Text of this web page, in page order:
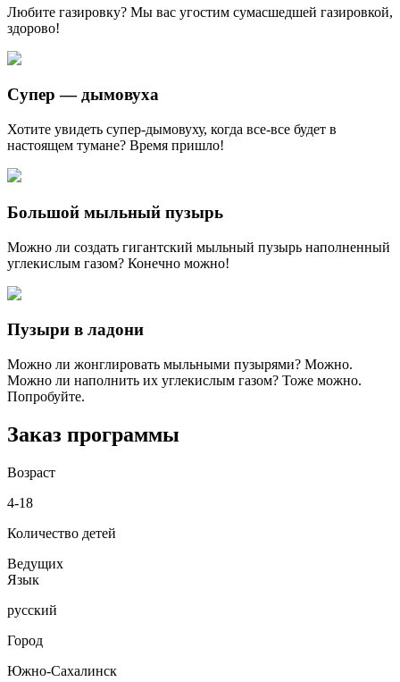
Любите газировку? Мы вас угостим сумасшедшей газировкой,
здорово!
Супер — дымовуха
Хотите увидеть супер-дымовуху, когда все-все будет в
настоящем тумане? Время пришло!
Большой мыльный пузырь
Можно ли создать гигантский мыльный пузырь наполненный
углекислым газом? Конечно можно!
Пузыри в ладони
Можно ли жонглировать мыльными пузырями? Можно.
Можно ли наполнить их углекислым газом? Тоже можно.
Попробуйте.
Заказ программы
Возраст
4-18
Количество детей
Ведущих
Язык
русский
Город
Южно-Сахалинск